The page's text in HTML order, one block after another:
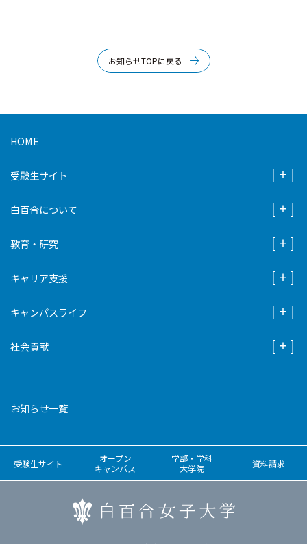
お知らせTOPに戻る
HOME
受験生サイト
白百合について
教育・研究
キャリア支援
キャンパスライフ
社会貢献
お知らせ一覧
受験生サイト
オープン
キャンパス
学部・学科
大学院
資料請求